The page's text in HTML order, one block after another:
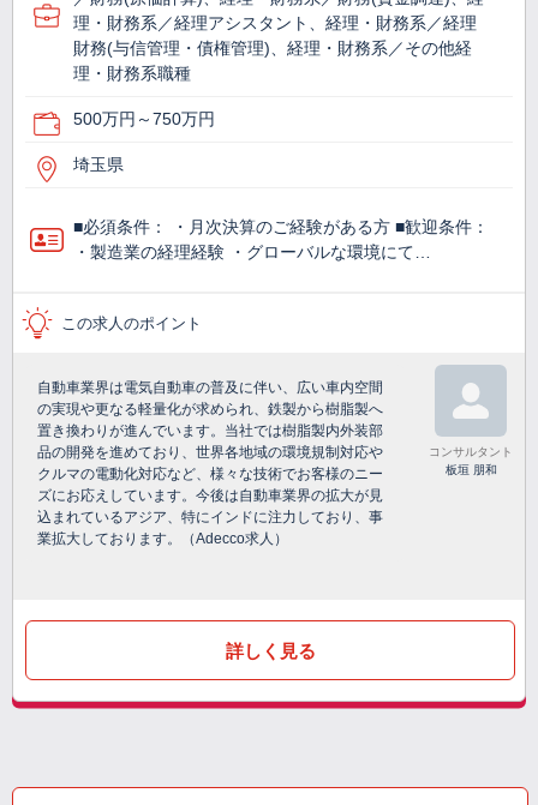
理・財務系／経理アシスタント、経理・財務系／経理
財務(与信管理・債権管理)、経理・財務系／その他経
理・財務系職種
500万円～750万円
埼玉県
■必須条件： ・月次決算のご経験がある方 ■歓迎条件：
・製造業の経理経験 ・グローバルな環境にて…
この求人のポイント
自動車業界は電気自動車の普及に伴い、広い車内空間
の実現や更なる軽量化が求められ、鉄製から樹脂製へ
置き換わりが進んでいます。当社では樹脂製内外装部
品の開発を進めており、世界各地域の環境規制対応や
クルマの電動化対応など、様々な技術でお客様のニー
ズにお応えしています。今後は自動車業界の拡大が見
込まれているアジア、特にインドに注力しており、事
業拡大しております。（Adecco求人）
コンサルタント
板垣 朋和
詳しく見る